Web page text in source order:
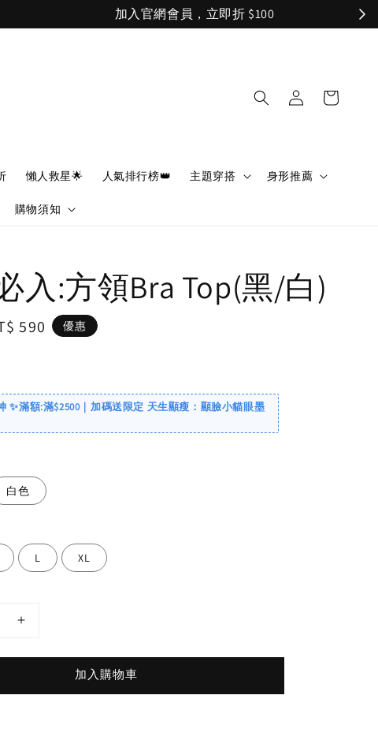
懶人救星🌟 人氣排行榜👑 主題穿搭 身形推薦
購物須知
入:方領Bra Top(黑/白)
590 優惠
✨滿額:滿$2500｜加碼送限定 天生顯瘦：顯臉小貓眼墨
白色
L XL
加入購物車